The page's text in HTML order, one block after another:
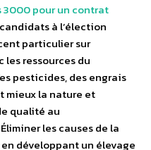
3000 pour un contrat
à l’élection
particulier sur
les ressources du
pesticides, des engrais
mieux la nature et
qualité au
Éliminer les causes de la
développant un élevage